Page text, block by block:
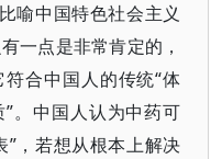
喻中国特色社会主义
一点是非常肯定的，
合中国人的传统“体
。中国人认为中药可
”，若想从根本上解决